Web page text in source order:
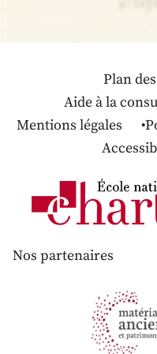
Plan
Aide à la
Mentions légales
Nos partenaires